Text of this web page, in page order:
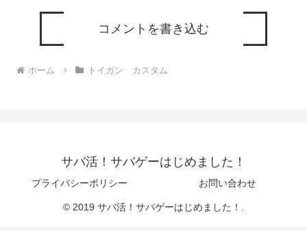
コメントを書き込む
ホーム トイガン カスタム
サバ活！サバゲーはじめました！
プライバシーポリシー お問い合わせ
© 2019 サバ活！サバゲーはじめました！.